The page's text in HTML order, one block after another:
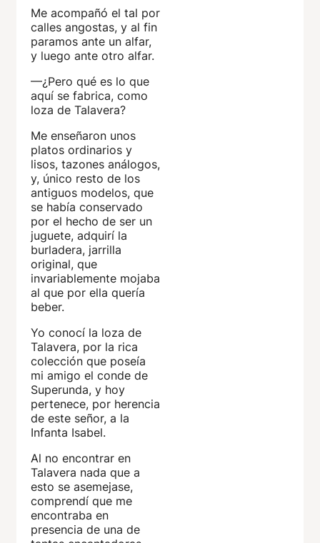
Me acompañó el tal por
calles angostas, y al fin
paramos ante un alfar,
y luego ante otro alfar.
—¿Pero qué es lo que
aquí se fabrica, como
loza de Talavera?
Me enseñaron unos
platos ordinarios y
lisos, tazones análogos,
y, único resto de los
antiguos modelos, que
se había conservado
por el hecho de ser un
juguete, adquirí la
burladera, jarrilla
original, que
invariablemente mojaba
al que por ella quería
beber.
Yo conocí la loza de
Talavera, por la rica
colección que poseía
mi amigo el conde de
Superunda, y hoy
pertenece, por herencia
de este señor, a la
Infanta Isabel.
Al no encontrar en
Talavera nada que a
esto se asemejase,
comprendí que me
encontraba en
presencia de una de